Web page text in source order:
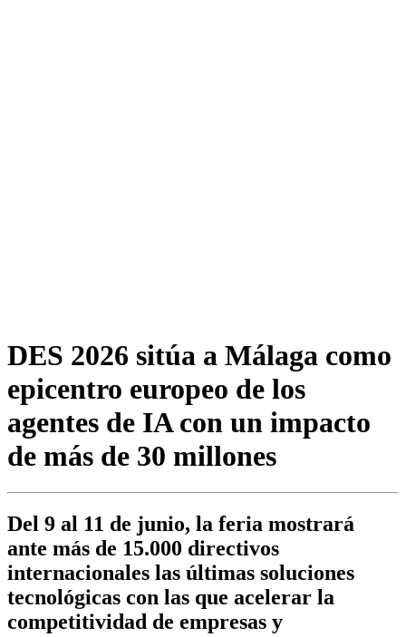
DES 2026 sitúa a Málaga como
epicentro europeo de los
agentes de IA con un impacto
de más de 30 millones
Del 9 al 11 de junio, la feria mostrará
ante más de 15.000 directivos
internacionales las últimas soluciones
tecnológicas con las que acelerar la
competitividad de empresas y